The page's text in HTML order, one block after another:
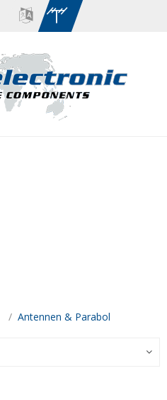
/ Antennen & Parabol